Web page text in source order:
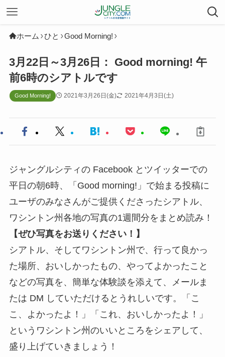
ホーム ひと Good Morning!
3月22日～3月26日： Good morning! 午
前6時のシアトルです
Good Morning! 2021年3月26日(金) 2021年4月3日(土)
ジャングルシティの Facebook とツイッターでの
平日の朝6時、「Good morning!」で始まる投稿に
ユーザのみなさんがご提供くださったシアトル、
ワシントン州各地の写真の1週間分をまとめ読み！
【ぜひ写真をお送りください！】
シアトル、そしてワシントン州で、行って良かっ
た場所、おいしかったもの、やってよかったこと
などの写真を、簡単な体験談を添えて、メールま
たは DM していただけるとうれしいです。「こ
こ、よかったよ！」「これ、おいしかったよ！」
というワシントン州のいいところをシェアして、
盛り上げていきましょう！